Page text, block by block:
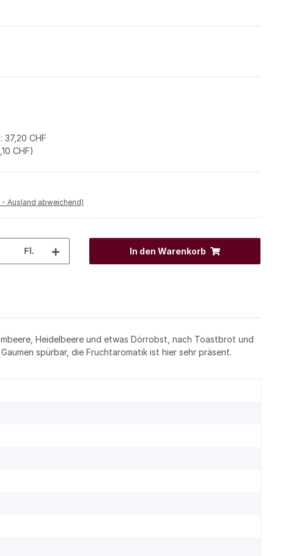
: 37,20 CHF
CHF)
- Ausland abweichend)
Fl. In den Warenkorb
Heidelbeere und etwas Dörrobst, nach Toastbrot und
spürbar, die Fruchtaromatik ist hier sehr präsent.